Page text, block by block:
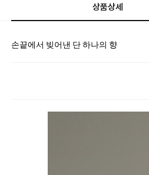
상품상세
손끝에서 빚어낸 단 하나의 향